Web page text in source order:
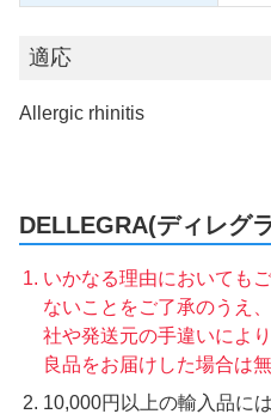
適応
Allergic rhinitis
DELLEGRA(ディレグ
いかなる理由においても
ないことをご了承のうえ
社や発送元の手違いによ
良品をお届けした場合は
10,000円以上の輸入品に